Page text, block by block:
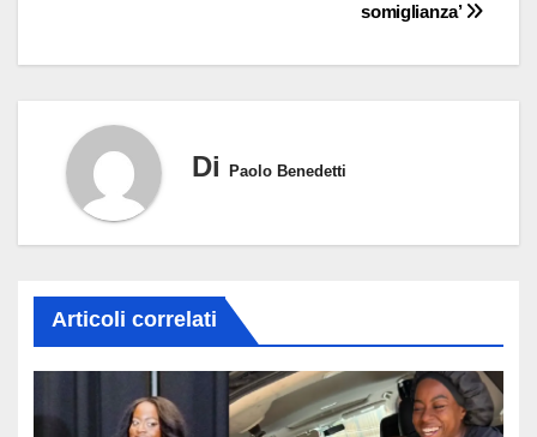
somiglianza’
Di Paolo Benedetti
Articoli correlati